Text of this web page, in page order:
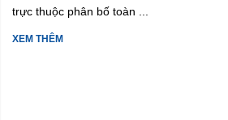
trực thuộc phân bố toàn ...
XEM THÊM